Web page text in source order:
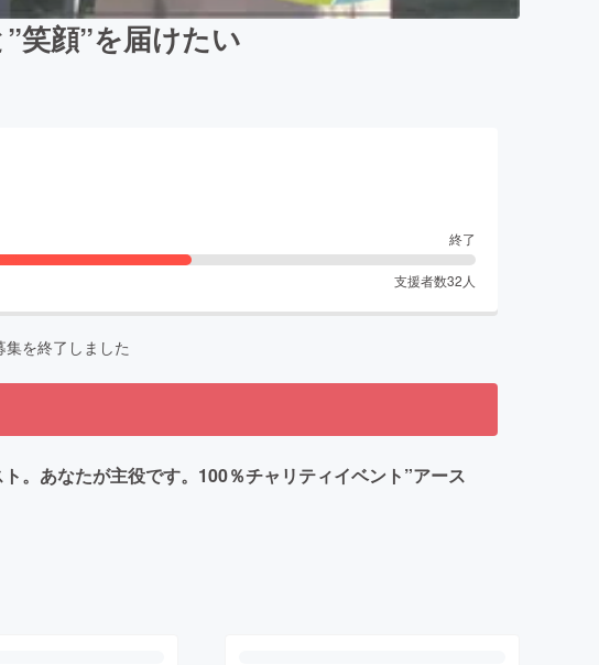
笑顔”を届けたい
終了
支援者数32 人
集を終了しました
あなたが主役です。100％チャリティイベント”アース